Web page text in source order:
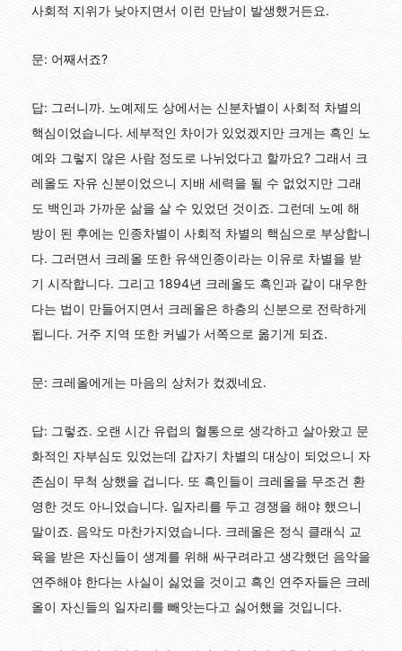
사회적 지위가 낮아지면서 이런 만남이 발생했거든요.
문: 어째서죠?
답: 그러니까. 노예제도 상에서는 신분차별이 사회적 차별의
핵심이었습니다. 세부적인 차이가 있었겠지만 크게는 흑인 노
예와 그렇지 않은 사람 정도로 나뉘었다고 할까요? 그래서 크
레올도 자유 신분이었으니 지배 세력을 될 수 없었지만 그래
도 백인과 가까운 삶을 살 수 있었던 것이죠. 그런데 노예 해
방이 된 후에는 인종차별이 사회적 차별의 핵심으로 부상합니
다. 그러면서 크레올 또한 유색인종이라는 이유로 차별을 받
기 시작합니다. 그리고 1894년 크레올도 흑인과 같이 대우한
다는 법이 만들어지면서 크레올은 하층의 신분으로 전락하게
됩니다. 거주 지역 또한 커넬가 서쪽으로 옮기게 되죠.
문: 크레올에게는 마음의 상처가 컸겠네요.
답: 그렇죠. 오랜 시간 유럽의 혈통으로 생각하고 살아왔고 문
화적인 자부심도 있었는데 갑자기 차별의 대상이 되었으니 자
존심이 무척 상했을 겁니다. 또 흑인들이 크레올을 무조건 환
영한 것도 아니었습니다. 일자리를 두고 경쟁을 해야 했으니
말이죠. 음악도 마찬가지였습니다. 크레올은 정식 클래식 교
육을 받은 자신들이 생계를 위해 싸구려라고 생각했던 음악을
연주해야 한다는 사실이 싫었을 것이고 흑인 연주자들은 크레
올이 자신들의 일자리를 빼앗는다고 싫어했을 것입니다.